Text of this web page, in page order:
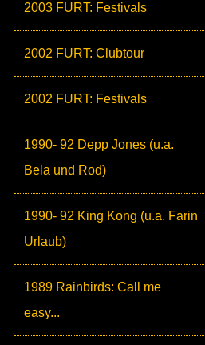
2003 FURT: Festivals
2002 FURT: Clubtour
2002 FURT: Festivals
1990- 92 Depp Jones (u.a.
Bela und Rod)
1990- 92 King Kong (u.a. Farin
Urlaub)
1989 Rainbirds: Call me
easy...